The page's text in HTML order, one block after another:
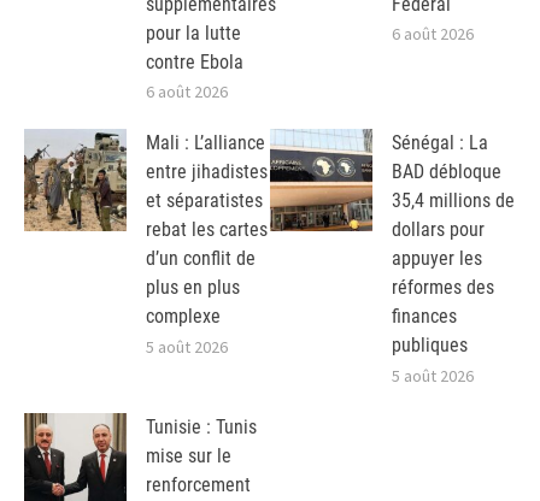
pour la lutte
contre Ebola
6 août 2026
6 août 2026
Mali : L’alliance
entre jihadistes
et séparatistes
rebat les cartes
d’un conflit de
plus en plus
complexe
5 août 2026
Sénégal : La
BAD débloque
35,4 millions de
dollars pour
appuyer les
réformes des
finances
publiques
5 août 2026
Tunisie : Tunis
mise sur le
renforcement